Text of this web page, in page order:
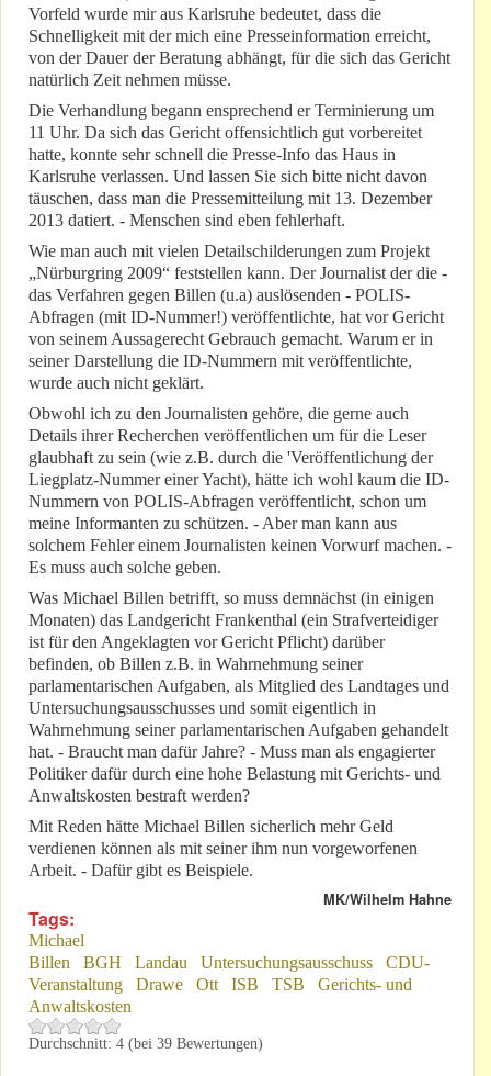
Vorfeld wurde mir aus Karlsruhe bedeutet, dass die
Schnelligkeit mit der mich eine Presseinformation erreicht,
von der Dauer der Beratung abhängt, für die sich das Gericht
natürlich Zeit nehmen müsse.
Die Verhandlung begann ensprechend er Terminierung um
11 Uhr. Da sich das Gericht offensichtlich gut vorbereitet
hatte, konnte sehr schnell die Presse-Info das Haus in
Karlsruhe verlassen. Und lassen Sie sich bitte nicht davon
täuschen, dass man die Pressemitteilung mit 13. Dezember
2013 datiert. - Menschen sind eben fehlerhaft.
Wie man auch mit vielen Detailschilderungen zum Projekt
„Nürburgring 2009“ feststellen kann. Der Journalist der die -
das Verfahren gegen Billen (u.a) auslösenden - POLIS-
Abfragen (mit ID-Nummer!) veröffentlichte, hat vor Gericht
von seinem Aussagerecht Gebrauch gemacht. Warum er in
seiner Darstellung die ID-Nummern mit veröffentlichte,
wurde auch nicht geklärt.
Obwohl ich zu den Journalisten gehöre, die gerne auch
Details ihrer Recherchen veröffentlichen um für die Leser
glaubhaft zu sein (wie z.B. durch die 'Veröffentlichung der
Liegplatz-Nummer einer Yacht), hätte ich wohl kaum die ID-
Nummern von POLIS-Abfragen veröffentlicht, schon um
meine Informanten zu schützen. - Aber man kann aus
solchem Fehler einem Journalisten keinen Vorwurf machen. -
Es muss auch solche geben.
Was Michael Billen betrifft, so muss demnächst (in einigen
Monaten) das Landgericht Frankenthal (ein Strafverteidiger
ist für den Angeklagten vor Gericht Pflicht) darüber
befinden, ob Billen z.B. in Wahrnehmung seiner
parlamentarischen Aufgaben, als Mitglied des Landtages und
Untersuchungsausschusses und somit eigentlich in
Wahrnehmung seiner parlamentarischen Aufgaben gehandelt
hat. - Braucht man dafür Jahre? - Muss man als engagierter
Politiker dafür durch eine hohe Belastung mit Gerichts- und
Anwaltskosten bestraft werden?
Mit Reden hätte Michael Billen sicherlich mehr Geld
verdienen können als mit seiner ihm nun vorgeworfenen
Arbeit. - Dafür gibt es Beispiele.
MK/Wilhelm Hahne
Tags:
Michael
Billen
BGH Landau Untersuchungsausschuss
CDU-
Veranstaltung
Drawe Ott ISB TSB
Gerichts- und
Anwaltskosten
Durchschnitt: 4 (bei 39 Bewertungen)